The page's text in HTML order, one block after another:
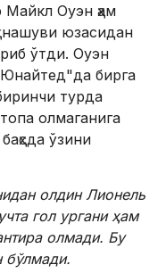
Майкл Оуэн ҳам
юзасидан
ўтди. Оуэн
бирга
турда
олмаганига
ўзини
олдин Лионель
гол ургани ҳам
олмади. Бу
бўлмади.